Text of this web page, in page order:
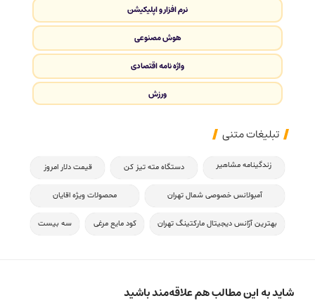
نرم افزار و اپلیکیشن
هوش مصنوعی
واژه نامه اقتصادی
ورزش
تبلیغات متنی
زندگینامه مشاهیر دستگاه مته تیز کن قیمت دلار امروز
آمبولانس خصوصی شمال تهران محصولات ویژه اقایان
بهترین آژانس دیجیتال مارکتینگ تهران کود مایع مرغی سه بیست
شاید به این مطالب هم علاقه‌مند باشید